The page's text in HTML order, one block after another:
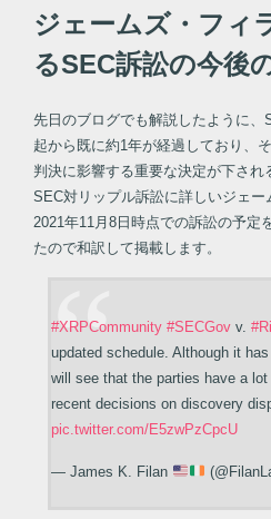
ジェームズ・フィ
るSEC訴訟の今後
先日のブログでも解説したように、
起から既に約1年が経過しており、
判決に影響する重要な決定が下され
SEC対リップル訴訟に詳しいジェー
2021年11月8日時点での訴訟の予定
たので和訳して掲載します。
#XRPCommunity #SECGov v.
updated schedule. Although it
will see that the parties have a
recent decisions on discovery
pic.twitter.com/E5zwPzCpcU
— James K. Filan